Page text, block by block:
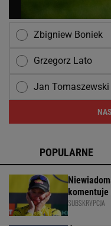
Zbigniew Boniek
Grzegorz Lato
Jan Tomaszewski
POPULARNE
SUBSKRYPCJA